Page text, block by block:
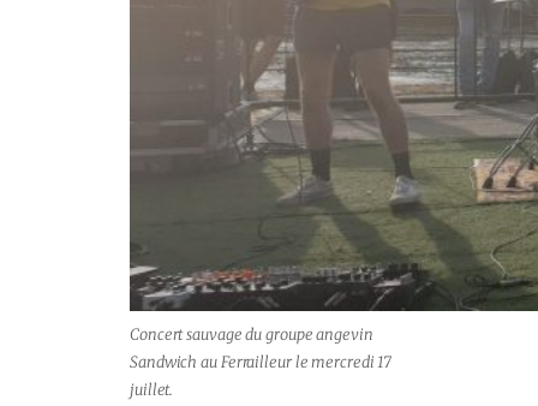
Concert sauvage du groupe angevin
Sandwich au Ferrailleur le mercredi 17
juillet.